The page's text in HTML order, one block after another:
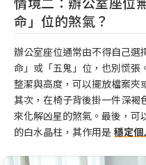
命」位的煞氣？
辦公室座位通常由不得自己選
命」或「五鬼」位，也別慌張
整潔與高度，可以擺放檔案夾
其次，在椅子背後掛一件深褐
來化解凶星的煞氣。最後，可
的白水晶柱，其作用是 穩定